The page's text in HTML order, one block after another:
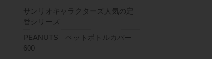
サンリオキャラクターズ人気の定
番シリーズ
PEANUTS ペットボトルカバー
600